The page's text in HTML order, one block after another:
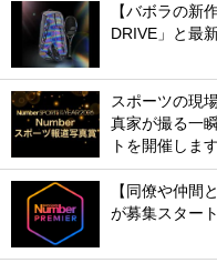
【バボラの新
DRIVE」と最
スポーツの現
真家が撮る一
トを開催しま
【同僚や仲間
が募集スタート